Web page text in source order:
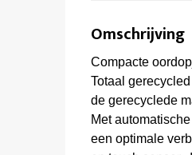
Omschrijving
Compacte
Totaal
de gerecyclede
Met
een optimale